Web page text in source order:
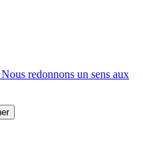
redonnons un sens aux